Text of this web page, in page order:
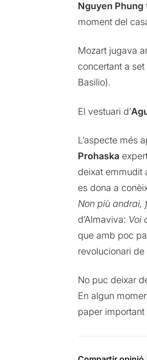
Nguyen Phung
moment del
Mozart jugava
concertant a
Basilio).
El vestuari d’
L’aspecte més
Prohaska
deixat emmudit
es dona a
Non più andrai,
d’Almaviva: Voi
que amb poc
revolucionari de
No puc deixar
En algun
paper important